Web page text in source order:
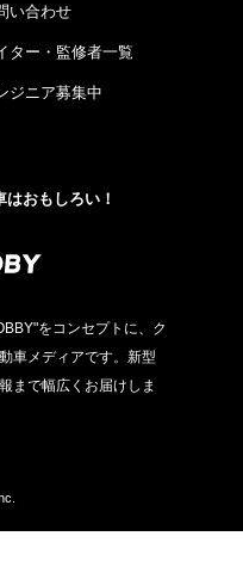
い合わせ
ター・監修者一覧
ジニア募集中
おもしろい！
をコンセプトに、ク
車メディアです。新型
まで幅広くお届けしま